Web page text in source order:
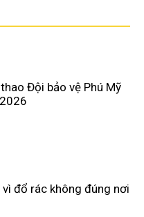
Đội bảo vệ Phú Mỹ
vì đổ rác không đúng nơi